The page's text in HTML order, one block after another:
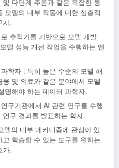
및 다단계 추론과 같은 복잡한 동
모델의 내부 작동에 대한 심층적
자.
추적기를 기반으로 모델 개발
델 성능 개선 작업을 수행하는 엔
학자 : 특히 높은 수준의 모델 해
및 의료와 같은 분야에서 모델
명해야 하는 데이터 과학자.
구기관에서 AI 관련 연구를 수행
구 결과를 발표하는 학자.
델의 내부 메커니즘에 관심이 있
학습할 수 있는 도구를 원하는
가.